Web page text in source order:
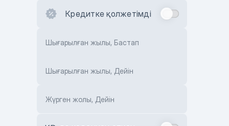
Кредитке қолжетімді
Шығарылған жылы, Бастап
Шығарылған жылы, Дейін
Жүрген жолы, Дейін